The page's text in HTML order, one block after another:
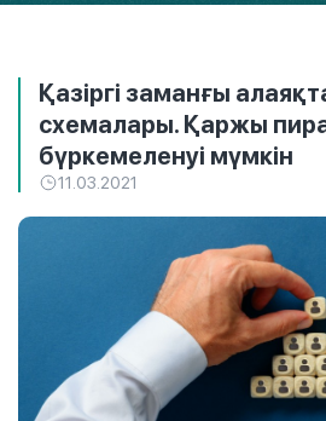
Қазіргі заманғы
схемалары. Қаржы
бүркемеленуі мүмкін
11.03.2021